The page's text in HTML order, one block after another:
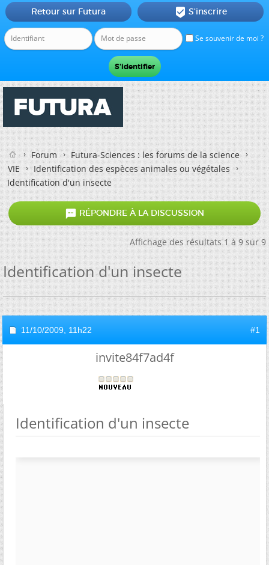
Se souvenir de moi ?
Retour sur Futura  S'inscrire
Forum
Futura-Sciences : les forums de la science
VIE
Identification des espèces animales ou végétales
Identification d'un insecte
 RÉPONDRE À LA DISCUSSION
Affichage des résultats 1 à 9 sur 9
Identification d'un insecte
11/10/2009, 11h22 #1
invite84f7ad4f
Identification d'un insecte